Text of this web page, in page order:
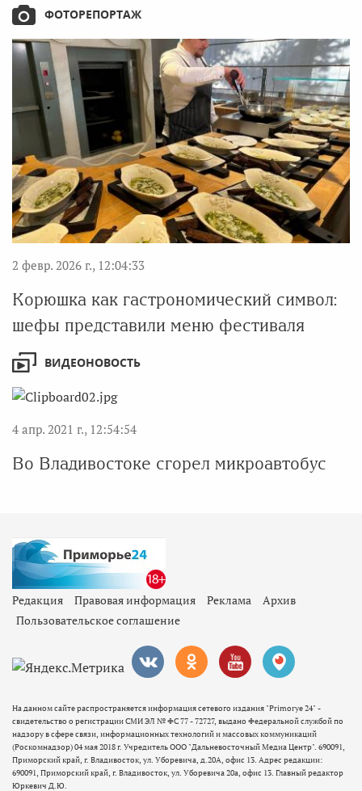
ФОТОРЕПОРТАЖ
2 февр. 2026 г., 12:04:33
Корюшка как гастрономический символ:
шефы представили меню фестиваля
ВИДЕОНОВОСТЬ
4 апр. 2021 г., 12:54:54
Во Владивостоке сгорел микроавтобус
Редакция Правовая информация Реклама
Архив
Пользовательское соглашение
На данном сайте распространяется информация сетевого издания "Primorye 24" -
свидетельство о регистрации СМИ ЭЛ № ФС 77 - 72727, выдано Федеральной службой по
надзору в сфере связи, информационных технологий и массовых коммуникаций
(Роскомнадзор) 04 мая 2018 г. Учредитель ООО "Дальневосточный Медиа Центр". 690091,
Приморский край, г. Владивосток, ул. Уборевича, д.20А, офис 13. Адрес редакции:
690091, Приморский край, г. Владивосток, ул. Уборевича 20а, офис 13. Главный редактор
Юркевич Д.Ю.